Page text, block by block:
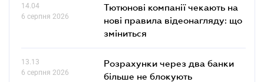
14.04
6 серпня 2026
Тютюнові компанії чекають на
нові правила відеонагляду: що
зміниться
13.13
6 серпня 2026
Розрахунки через два банки
більше не блокують